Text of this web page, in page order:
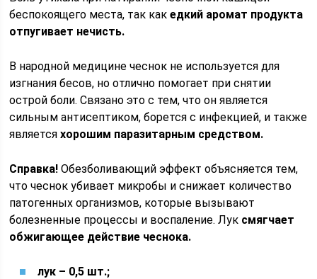
беспокоящего места, так какедкий аромат продукта
отпугивает нечисть.
В народной медицине чеснок не используется для
изгнания бесов, но отлично помогает при снятии
острой боли. Связано это с тем, что он является
сильным антисептиком, борется с инфекцией, и также
являетсяхорошим паразитарным средством.
Справка! Обезболивающий эффект объясняется тем,
что чеснок убивает микробы и снижает количество
патогенных организмов, которые вызывают
болезненные процессы и воспаление. Лук смягчает
обжигающее действие чеснока.
лук – 0,5 шт.;